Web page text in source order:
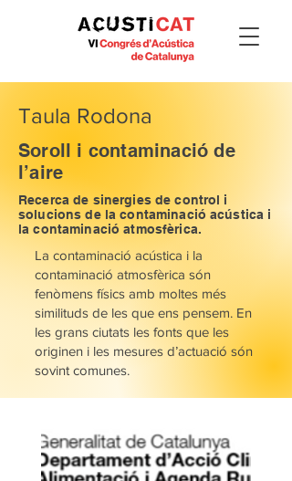
Taula Rodona
Soroll i contaminació de
l’aire
Recerca de sinergies de control i
solucions de la contaminació acústica i
la contaminació atmosfèrica.
La contaminació acústica i la
contaminació atmosfèrica són
fenòmens físics amb moltes més
similituds de les que ens pensem. En
les grans ciutats les fonts que les
originen i les mesures d’actuació són
sovint comunes.